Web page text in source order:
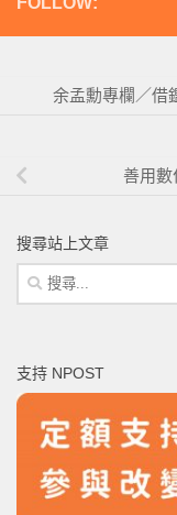
余孟勳專欄／借
善用數
搜尋站上文章
搜
尋
字:
支持 NPOST